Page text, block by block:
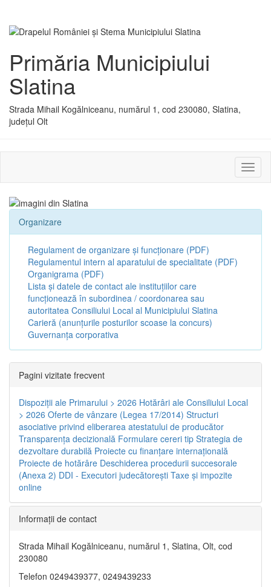
Primăria Municipiului
Slatina
Strada Mihail Kogălniceanu, numărul 1, cod 230080, Slatina,
județul Olt
sau
Organizare
Regulament de organizare și funcționare (PDF)
Regulamentul intern al aparatului de specialitate (PDF)
Organigrama (PDF)
Lista și datele de contact ale instituțiilor care
funcționează în subordinea / coordonarea sau
autoritatea Consiliului Local al Municipiului Slatina
Carieră (anunțurile posturilor scoase la concurs)
Guvernanța corporativa
Pagini vizitate frecvent
Dispoziţii ale Primarului > 2026 Hotărâri ale Consiliului Local
> 2026 Oferte de vânzare (Legea 17/2014) Structuri
asociative privind eliberarea atestatului de producător
Transparenţa decizională Formulare cereri tip Strategia de
dezvoltare durabilă Proiecte cu finanţare internaţională
Proiecte de hotărâre Deschiderea procedurii succesorale
(Anexa 2) DDI - Executori judecătorești Taxe şi impozite
online
Informaţii de contact
Strada Mihail Kogălniceanu, numărul 1, Slatina, Olt, cod
230080
Telefon 0249439377, 0249439233